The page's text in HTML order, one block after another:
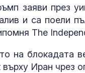
заяви през
и са поели
The
на блокадата
Иран чрез